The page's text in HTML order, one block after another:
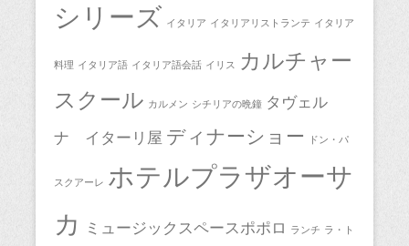
シリーズ イタリア イタリアリストランテ イタリア
料理 イタリア語 イタリア語会話 イリス
カルチャー
スクール カルメン シチリアの晩鐘 タヴェル
ナ イターリ屋 ディナーショー ドン・パ
スクアーレ ホテルプラザオーサ
カ
ミュージックスペースポポロ ランチ ラ・ト